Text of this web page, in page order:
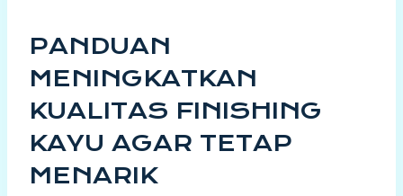
PANDUAN
MENINGKATKAN
KUALITAS FINISHING
KAYU AGAR TETAP
MENARIK